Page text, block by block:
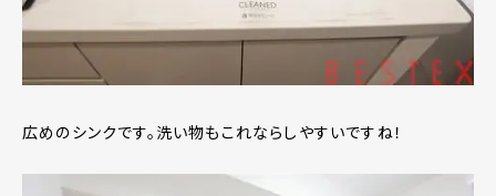
広めのシンクです。洗い物もこれならしやすいですね！